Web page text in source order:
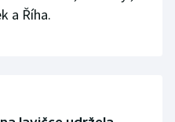
a Říha.